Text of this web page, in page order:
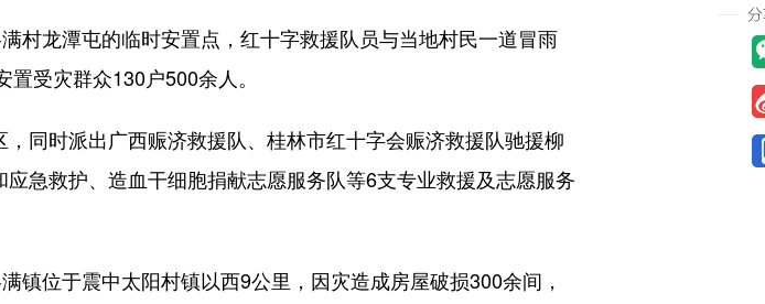
龙潭屯的临时安置点，红十字救援队员与当地村民一道冒雨
受灾群众130户500余人。
时派出广西赈济救援队、桂林市红十字会赈济救援队驰援柳
急救护、造血干细胞捐献志愿服务队等6支专业救援及志愿服务
位于震中太阳村镇以西9公里，因灾造成房屋破损300余间，